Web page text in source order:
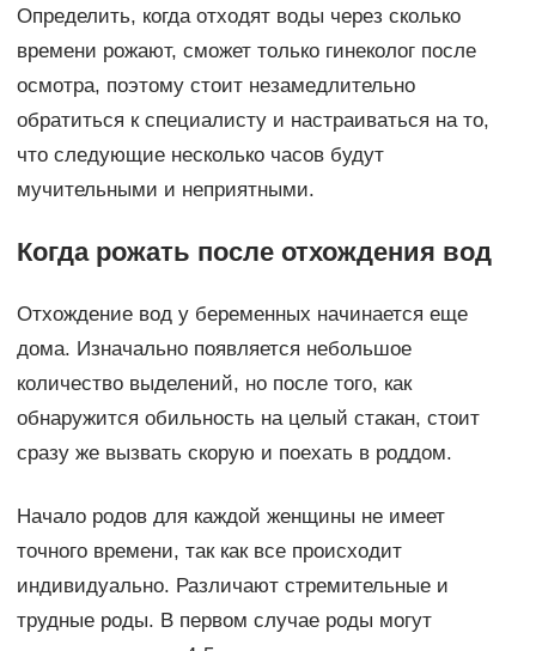
Определить, когда отходят воды через сколько
времени рожают, сможет только гинеколог после
осмотра, поэтому стоит незамедлительно
обратиться к специалисту и настраиваться на то,
что следующие несколько часов будут
мучительными и неприятными.
Когда рожать после отхождения вод
Отхождение вод у беременных начинается еще
дома. Изначально появляется небольшое
количество выделений, но после того, как
обнаружится обильность на целый стакан, стоит
сразу же вызвать скорую и поехать в роддом.
Начало родов для каждой женщины не имеет
точного времени, так как все происходит
индивидуально. Различают стремительные и
трудные роды. В первом случае роды могут